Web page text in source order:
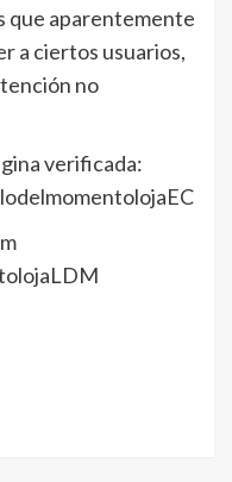
que aparentemente
a ciertos usuarios,
no
verificada: